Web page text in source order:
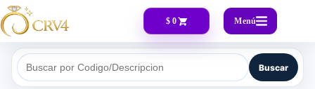
$ 0 Menú
Buscar por Codigo/Descripcion Buscar